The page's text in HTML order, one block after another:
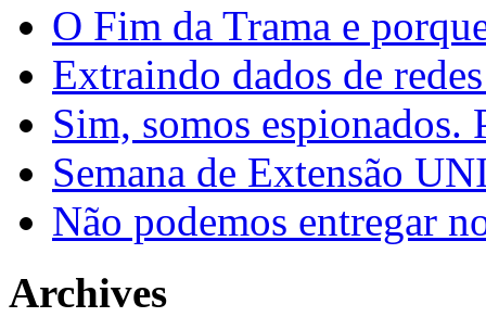
O Fim da Trama e
Extraindo dados de
Sim, somos espionados.
Semana de Extensão
Não podemos entregar
Archives